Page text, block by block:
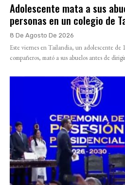
Adolescente mata a sus
personas en un colegio de
8 De Agosto De 2026
Este viernes en Tailandia, un adolescente de
compañeros, mató a sus abuelos antes de